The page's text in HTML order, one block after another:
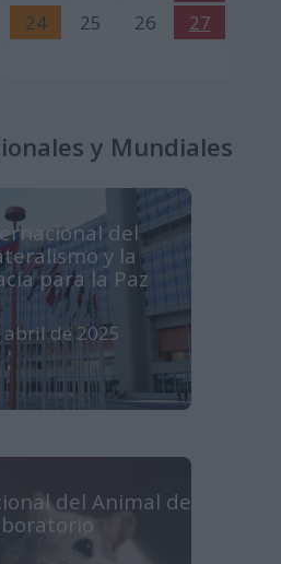
24 25 26
27
y Mundiales
del
y la
para la Paz
abril de 2025
del Animal de